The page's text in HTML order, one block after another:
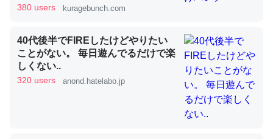
かりやすく強くなりそう
昆虫ってカルシウム少ないのか。知らんかった。調べたら
コオロギのカルシウム分はエビの600分の1程度。
380 users kuragebunch.com
40代後半でFIREしたけどやりたい
ことがない。 毎日遊んでるだけで楽
しくない..
320 users anond.hatelabo.jp